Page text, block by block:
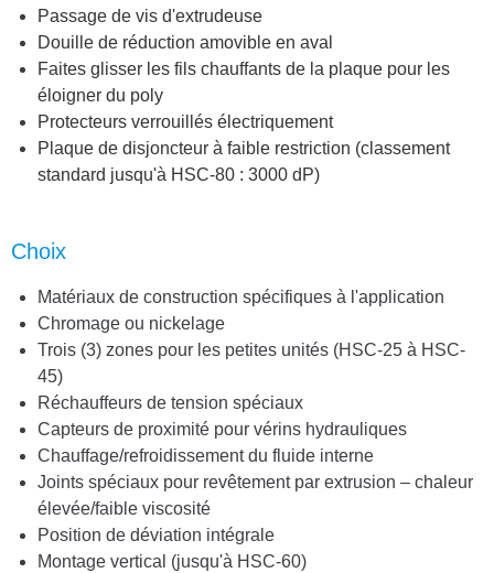
Passage de vis d'extrudeuse
Douille de réduction amovible en aval
Faites glisser les fils chauffants de la plaque pour les
éloigner du poly
Protecteurs verrouillés électriquement
Plaque de disjoncteur à faible restriction (classement
standard jusqu'à HSC-80 : 3000 dP)
Choix
Matériaux de construction spécifiques à l'application
Chromage ou nickelage
Trois (3) zones pour les petites unités (HSC-25 à HSC-
45)
Réchauffeurs de tension spéciaux
Capteurs de proximité pour vérins hydrauliques
Chauffage/refroidissement du fluide interne
Joints spéciaux pour revêtement par extrusion – chaleur
élevée/faible viscosité
Position de déviation intégrale
Montage vertical (jusqu'à HSC-60)